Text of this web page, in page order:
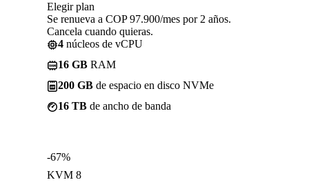
Elegir plan
Se renueva a COP 97.900/mes por 2 años.
Cancela cuando quieras.
4 núcleos de vCPU
16 GB RAM
200 GB de espacio en disco NVMe
16 TB de ancho de banda
-67%
KVM 8